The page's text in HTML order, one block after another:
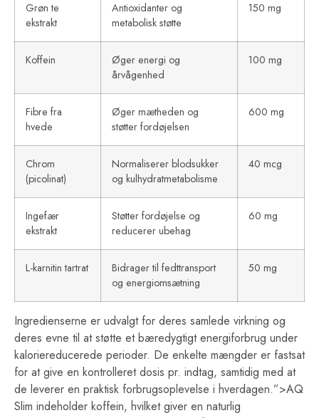
Grøn te
ekstrakt
Antioxidanter og
metabolisk støtte
150 mg
Koffein
Øger energi og
årvågenhed
100 mg
Fibre fra
hvede
Øger mætheden og
støtter fordøjelsen
600 mg
Chrom
(picolinat)
Normaliserer blodsukker
og kulhydratmetabolisme
40 mcg
Ingefær
ekstrakt
Støtter fordøjelse og
reducerer ubehag
60 mg
L-karnitin tartrat
Bidrager til fedttransport
og energiomsætning
50 mg
Ingredienserne er udvalgt for deres samlede virkning og
deres evne til at støtte et bæredygtigt energiforbrug under
kaloriereducerede perioder. De enkelte mængder er fastsat
for at give en kontrolleret dosis pr. indtag, samtidig med at
de leverer en praktisk forbrugsoplevelse i hverdagen.”>AQ
Slim indeholder koffein, hvilket giver en naturlig